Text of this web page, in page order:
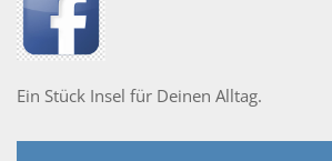
Ein Stück Insel für Deinen Alltag.